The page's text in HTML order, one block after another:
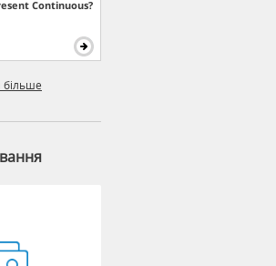
Continuous?
більше